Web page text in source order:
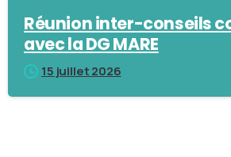
Réunion inter-conseils
avec la DG MARE
15 juillet 2026